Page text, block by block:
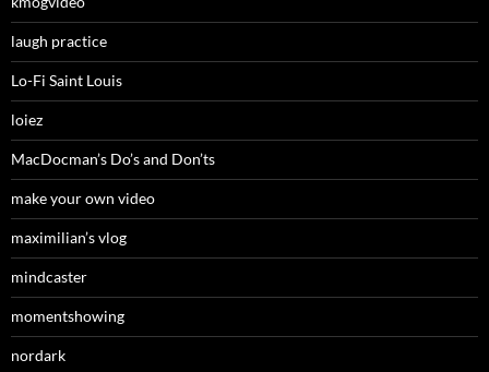
laugh practice
Lo-Fi Saint Louis
loiez
MacDocman’s Do’s and Don’ts
make your own video
maximilian’s vlog
mindcaster
momentshowing
nordark